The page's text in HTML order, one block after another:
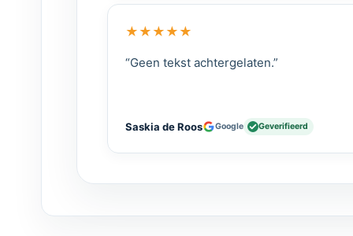
★ ★ ★ ★ ★
“Geen tekst achtergelaten.”
Saskia de Roos Google Geverifieerd